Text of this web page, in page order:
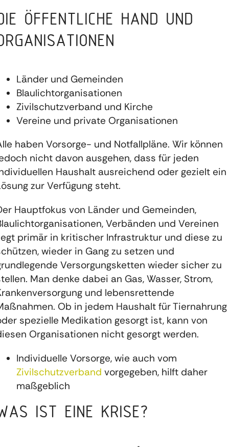
ÖFFENTLICHE HAND UND
Länder und Gemeinden
Blaulichtorganisationen
Zivilschutzverband und Kirche
Vereine und private Organisationen
haben Vorsorge- und Notfallpläne. Wir können
nicht davon ausgehen, dass für jeden
Haushalt ausreichend oder gezielt ein
zur Verfügung steht.
Hauptfokus von Länder und Gemeinden,
Verbänden und Vereinen
primär in kritischer Infrastruktur und diese zu
wieder in Gang zu setzen und
Versorgungsketten wieder sicher zu
Man denke dabei an Gas, Wasser, Strom,
und lebensrettende
Ob in jedem Haushalt für Tiernahrung
spezielle Medikation gesorgt ist, kann von
Organisationen nicht gesorgt werden.
Individuelle Vorsorge, wie auch vom
Zivilschutzverband vorgegeben, hilft daher
maßgeblich
IST EINE KRISE?